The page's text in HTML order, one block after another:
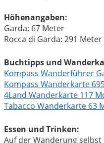
Höhenangaben:
Garda: 67 Meter
Rocca di Garda: 291 Meter
Buchtipps und
Kompass Wanderführer
Kompass Wanderkarte
4Land Wanderkarte 117
Tabacco Wanderkarte 63
Essen und Trinken:
Auf der Wanderung